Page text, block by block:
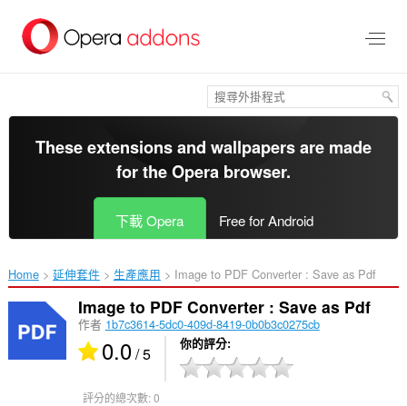
區
These extensions and wallpapers are made
for theOpera browser.
下載 Opera Free for Android
Home 延伸套件 生產應用 Image to PDF Converter : Save as Pdf‎
Image to PDF Converter : Save as Pdf
作者 1b7c3614-5dc0-409d-8419-0b0b3c0275cb
0.0/ 5 你的評分
評分的總次數:0